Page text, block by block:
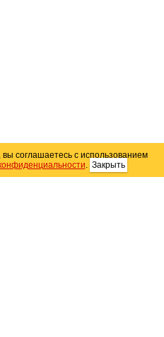
соглашаетесь с использованием
. Закрыть